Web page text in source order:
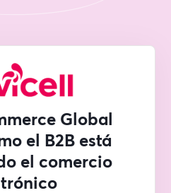
Global
el B2B está
el comercio